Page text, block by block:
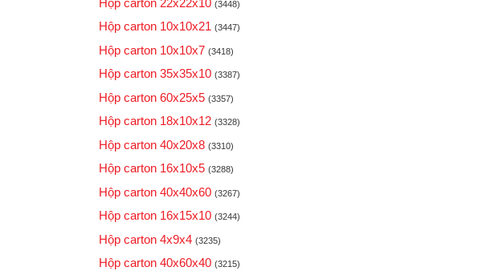
(3448)
Hộp carton 10x10x21 (3447)
Hộp carton 10x10x7 (3418)
Hộp carton 35x35x10 (3387)
Hộp carton 60x25x5 (3357)
Hộp carton 18x10x12 (3328)
Hộp carton 40x20x8 (3310)
Hộp carton 16x10x5 (3288)
Hộp carton 40x40x60 (3267)
Hộp carton 16x15x10 (3244)
Hộp carton 4x9x4 (3235)
Hộp carton 40x60x40 (3215)